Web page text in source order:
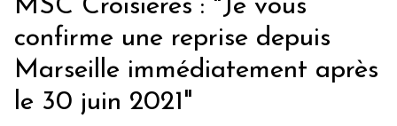
MSC Croisières : "Je vous
confirme une reprise depuis
Marseille immédiatement après
le 30 juin 2021"